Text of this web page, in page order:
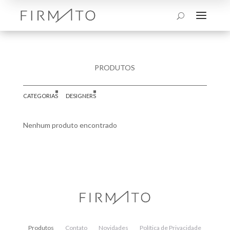
U a
PRODUTOS
CATEGORIAS DESIGNERS
Nenhum produto encontrado
Produtos Contato Novidades
Política de Privacidade